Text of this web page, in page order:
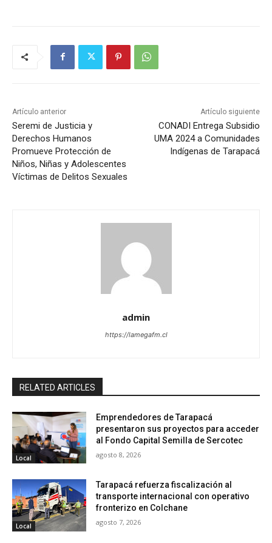
Artículo anterior
Seremi de Justicia y
Derechos Humanos
Promueve Protección de
Niños, Niñas y Adolescentes
Víctimas de Delitos Sexuales
Artículo siguiente
CONADI Entrega Subsidio
UMA 2024 a Comunidades
Indígenas de Tarapacá
admin
https://lamegafm.cl
RELATED ARTICLES
Local
Emprendedores de Tarapacá
presentaron sus proyectos para acceder
al Fondo Capital Semilla de Sercotec
agosto 8, 2026
Local
Tarapacá refuerza fiscalización al
transporte internacional con operativo
fronterizo en Colchane
agosto 7, 2026